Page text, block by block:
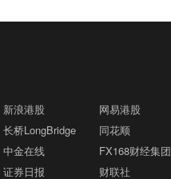
新浪港股 网易港股
长桥LongBridge 同花顺
中金在线 FX168财经集团
证券日报 财联社